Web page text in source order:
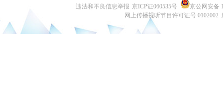
违法和不良信息举报 京ICP证060535号
京公网安备
网上传播视听节目许可证号 0102002